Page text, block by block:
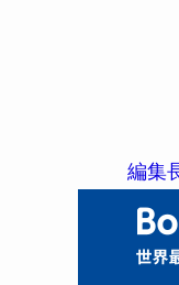
編集